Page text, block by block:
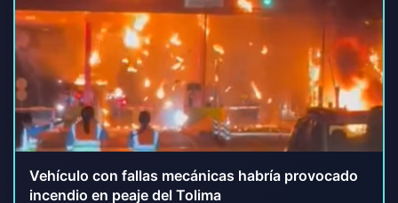
Vehículo con fallas mecánicas habría provocado
incendio en peaje del Tolima